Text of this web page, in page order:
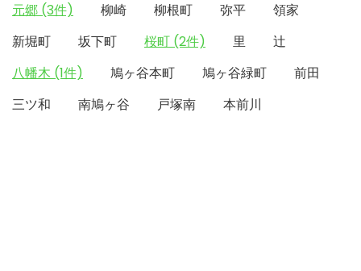
元郷 (3件)
柳崎 柳根町 弥平
領家
新堀町
坂下町 桜町 (2件) 里
辻
八幡木 (1件)
鳩ヶ谷本町 鳩ヶ谷緑町
前田
三ツ和
南鳩ヶ谷 戸塚南 本前川